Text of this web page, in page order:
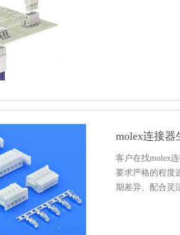
molex连接器
客户在找molex
要求严格的程度
期差异、配合灵